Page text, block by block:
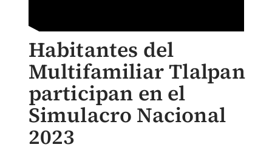
Habitantes del
Multifamiliar Tlalpan
participan en el
Simulacro Nacional
2023